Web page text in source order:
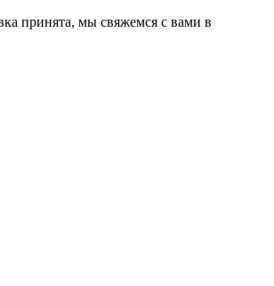
принята, мы свяжемся с вами в